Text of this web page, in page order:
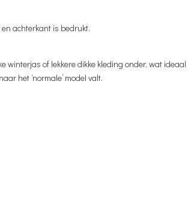
achterkant is bedrukt.
winterjas of lekkere dikke kleding onder, wat ideaal
het ‘normale’ model valt.